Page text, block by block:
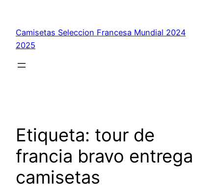
contenido
Camisetas Seleccion Francesa Mundial 2024
2025
Etiqueta: tour de
francia bravo entrega
camisetas